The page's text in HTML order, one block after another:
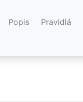
Popis Pravidlá